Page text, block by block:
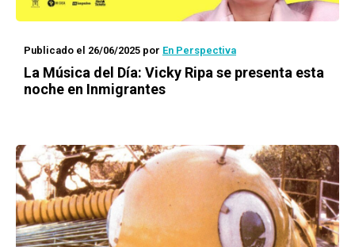
Publicado el 26/06/2025 por En Perspectiva
La Música del Día: Vicky Ripa se presenta esta
noche en Inmigrantes